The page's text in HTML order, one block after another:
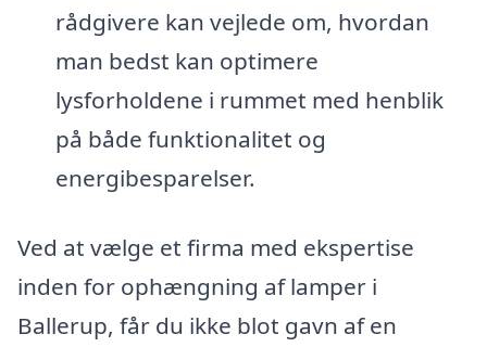
rådgivere kan vejlede om, hvordan
man bedst kan optimere
lysforholdene i rummet med henblik
på både funktionalitet og
energibesparelser.
Ved at vælge et firma med ekspertise
inden for ophængning af lamper i
Ballerup, får du ikke blot gavn af en